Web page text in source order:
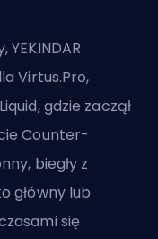
Virtus.Pro,
gdzie zaczął
Counter-
biegły z
główny lub
się